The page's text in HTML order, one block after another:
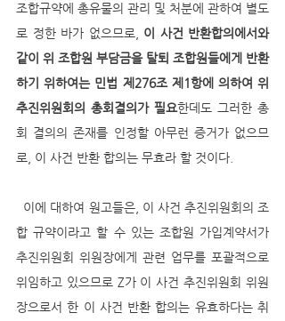
조합규약에 총유물의 관리 및 처분에 관하여 별도
로 정한 바가 없으므로, 이 사건 반환합의에서와
같이 위 조합원 부담금을 탈퇴 조합원들에게 반환
하기 위하여는 민법 제276조 제1항에 의하여 위
추진위원회의 총회결의가 필요한데도 그러한 총
회 결의의 존재를 인정할 아무런 증거가 없으므
로, 이 사건 반환 합의는 무효라 할 것이다.
합 규약이라고 할 수 있는 조합원 가입계약서가
추진위원회 위원장에게 관련 업무를 포괄적으로
위임하고 있으므로 Z가 이 사건 추진위원회 위원
장으로서 한 이 사건 반환 합의는 유효하다는 취